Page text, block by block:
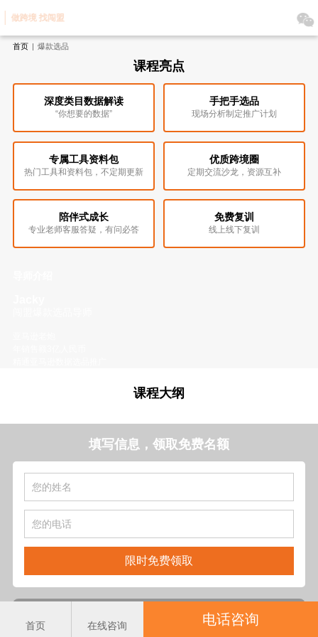
做跨境 找闯盟
首页 | 爆款选品
课程亮点
深度类目数据解读
“你想要的数据”
手把手选品
现场分析制定推广计划
专属工具资料包
热门工具和资料包，不定期更新
优质跨境圈
定期交流沙龙，资源互补
陪伴式成长
专业老师客服答疑，有问必答
免费复训
线上线下复训
课程大纲
填写信息，领取免费名额
限时免费领取
前20名咨询即可免费获得
首页 在线咨询 电话咨询